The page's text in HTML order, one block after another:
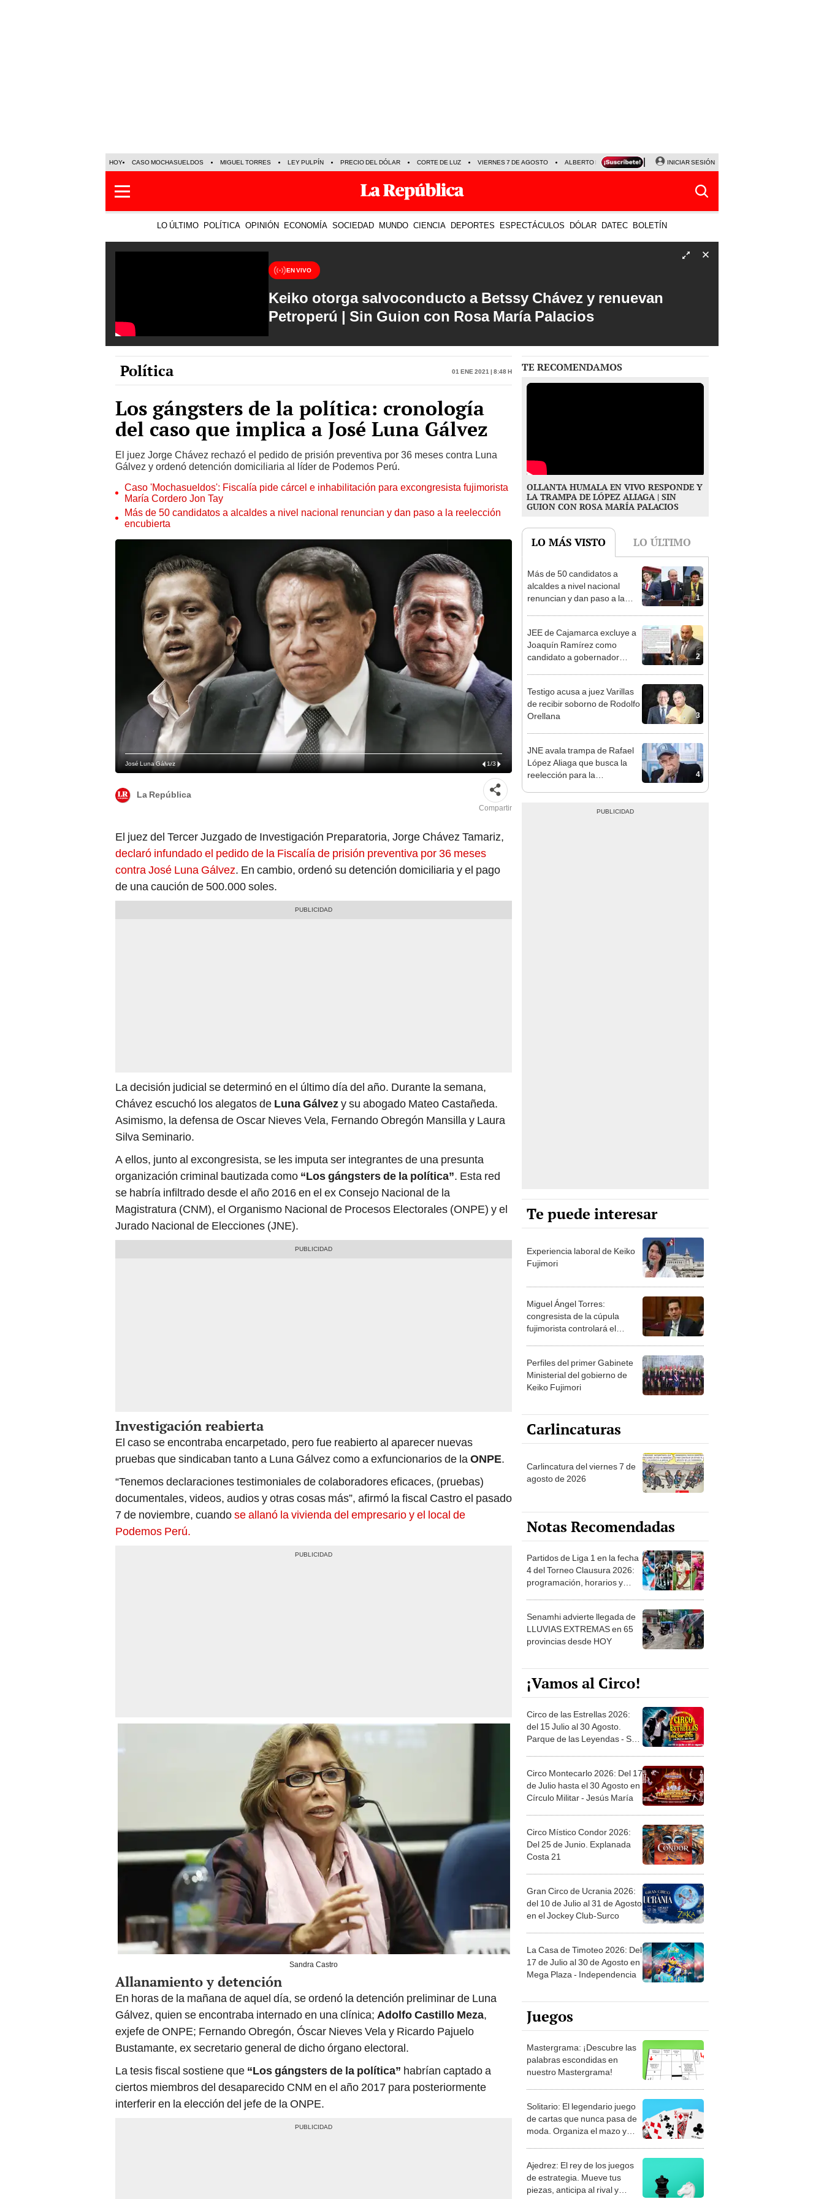
HOY CASO MOCHASUELDOS MIGUEL TORRES LEY PULPÍN PRECIO DEL DÓLAR CORTE DE LUZ VIERNES 7 DE AGOSTO ALBERTO BENAVIDES NALDY SALDAÑA
INICIAR SESIÓN
LO ÚLTIMO POLÍTICA OPINIÓN ECONOMÍA SOCIEDAD MUNDO CIENCIA DEPORTES ESPECTÁCULOS DÓLAR DATEC BOLETÍN
EN VIVO
Keiko otorga salvoconducto a Betssy Chávez y renuevan
Petroperú | Sin Guion con Rosa María Palacios
Política 01 Ene 2021 | 8:48 h
Los gángsters de la política: cronología
del caso que implica a José Luna Gálvez
El juez Jorge Chávez rechazó el pedido de prisión preventiva por 36 meses contra Luna
Gálvez y ordenó detención domiciliaria al líder de Podemos Perú.
Caso 'Mochasueldos': Fiscalía pide cárcel e inhabilitación para excongresista fujimorista
María Cordero Jon Tay
Más de 50 candidatos a alcaldes a nivel nacional renuncian y dan paso a la reelección
encubierta
José Luna Gálvez 1/3
La República
Compartir
El juez del Tercer Juzgado de Investigación Preparatoria, Jorge Chávez Tamariz,
declaró infundado el pedido de la Fiscalía de prisión preventiva por 36 meses
contra José Luna Gálvez. En cambio, ordenó su detención domiciliaria y el pago
de una caución de 500.000 soles.
La decisión judicial se determinó en el último día del año. Durante la semana,
Chávez escuchó los alegatos de Luna Gálvezy su abogado Mateo Castañeda.
Asimismo, la defensa de Oscar Nieves Vela, Fernando Obregón Mansilla y Laura
Silva Seminario.
A ellos, junto al excongresista, se les imputa ser integrantes de una presunta
organización criminal bautizada como “Los gángsters de la política”. Esta red
se habría infiltrado desde el año 2016 en el ex Consejo Nacional de la
Magistratura (CNM), el Organismo Nacional de Procesos Electorales (ONPE) y el
Jurado Nacional de Elecciones (JNE).
Investigación reabierta
El caso se encontraba encarpetado, pero fue reabierto al aparecer nuevas
pruebas que sindicaban tanto a Luna Gálvez como a exfuncionarios de la ONPE.
“Tenemos declaraciones testimoniales de colaboradores eficaces, (pruebas)
documentales, videos, audios y otras cosas más”, afirmó la fiscal Castro el pasado
7 de noviembre, cuandose allanó la vivienda del empresario y el local de
Podemos Perú.
Sandra Castro
Allanamiento y detención
En horas de la mañana de aquel día, se ordenó la detención preliminar de Luna
Gálvez, quien se encontraba internado en una clínica; Adolfo Castillo Meza,
exjefe de ONPE; Fernando Obregón, Óscar Nieves Vela y Ricardo Pajuelo
Bustamante, ex secretario general de dicho órgano electoral.
La tesis fiscal sostiene que “Los gángsters de la política” habrían captado a
ciertos miembros del desaparecido CNM en el año 2017 para posteriormente
interferir en la elección del jefe de la ONPE.
TE RECOMENDAMOS
OLLANTA HUMALA EN VIVO RESPONDE Y
LA TRAMPA DE LÓPEZ ALIAGA | SIN
GUION CON ROSA MARÍA PALACIOS
LO MÁS VISTO LO ÚLTIMO
1
Más de 50 candidatos a
alcaldes a nivel nacional
renuncian y dan paso a la
2
JEE de Cajamarca excluye a
Joaquín Ramírez como
candidato a gobernador
3
Testigo acusa a juez Varillas
de recibir soborno de Rodolfo
Orellana
4
JNE avala trampa de Rafael
López Aliaga que busca la
reelección para la
Te puede interesar
Experiencia laboral de Keiko
Fujimori
Miguel Ángel Torres:
congresista de la cúpula
fujimorista controlará el
Perfiles del primer Gabinete
Ministerial del gobierno de
Keiko Fujimori
Carlincaturas
Carlincatura del viernes 7 de
agosto de 2026
Notas Recomendadas
Partidos de Liga 1 en la fecha
4 del Torneo Clausura 2026:
programación, horarios y
Senamhi advierte llegada de
LLUVIAS EXTREMAS en 65
provincias desde HOY
¡Vamos al Circo!
Circo de las Estrellas 2026:
del 15 Julio al 30 Agosto.
Parque de las Leyendas - San
Circo Montecarlo 2026: Del 17
de Julio hasta el 30 Agosto en
Círculo Militar - Jesús María
Circo Místico Condor 2026:
Del 25 de Junio. Explanada
Costa 21
Gran Circo de Ucrania 2026:
del 10 de Julio al 31 de Agosto
en el Jockey Club-Surco
La Casa de Timoteo 2026: Del
17 de Julio al 30 de Agosto en
Mega Plaza - Independencia
Juegos
Mastergrama: ¡Descubre las
palabras escondidas en
nuestro Mastergrama!
Solitario: El legendario juego
de cartas que nunca pasa de
moda. Organiza el mazo y
Ajedrez: El rey de los juegos
de estrategia. Mueve tus
piezas, anticipa al rival y